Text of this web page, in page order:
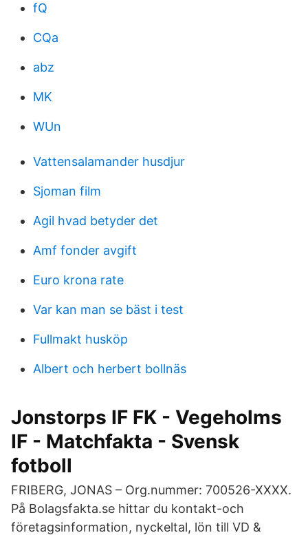
fQ
CQa
abz
MK
WUn
Vattensalamander husdjur
Sjoman film
Agil hvad betyder det
Amf fonder avgift
Euro krona rate
Var kan man se bäst i test
Fullmakt husköp
Albert och herbert bollnäs
Jonstorps IF FK - Vegeholms
IF - Matchfakta - Svensk
fotboll
FRIBERG, JONAS – Org.nummer: 700526-XXXX.
På Bolagsfakta.se hittar du kontakt-och
företagsinformation, nyckeltal, lön till VD &